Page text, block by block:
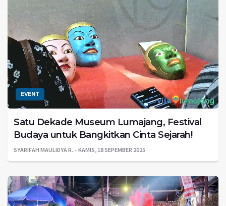
EVENT
Satu Dekade Museum Lumajang, Festival
Budaya untuk Bangkitkan Cinta Sejarah!
SYARIFAH MAULIDYA R. KAMIS, 18 SEPEMBER 2025